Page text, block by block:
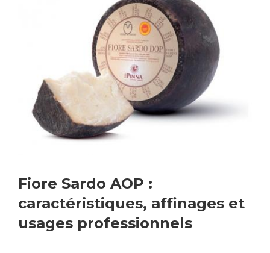
Fiore Sardo AOP :
caractéristiques, affinages et
usages professionnels